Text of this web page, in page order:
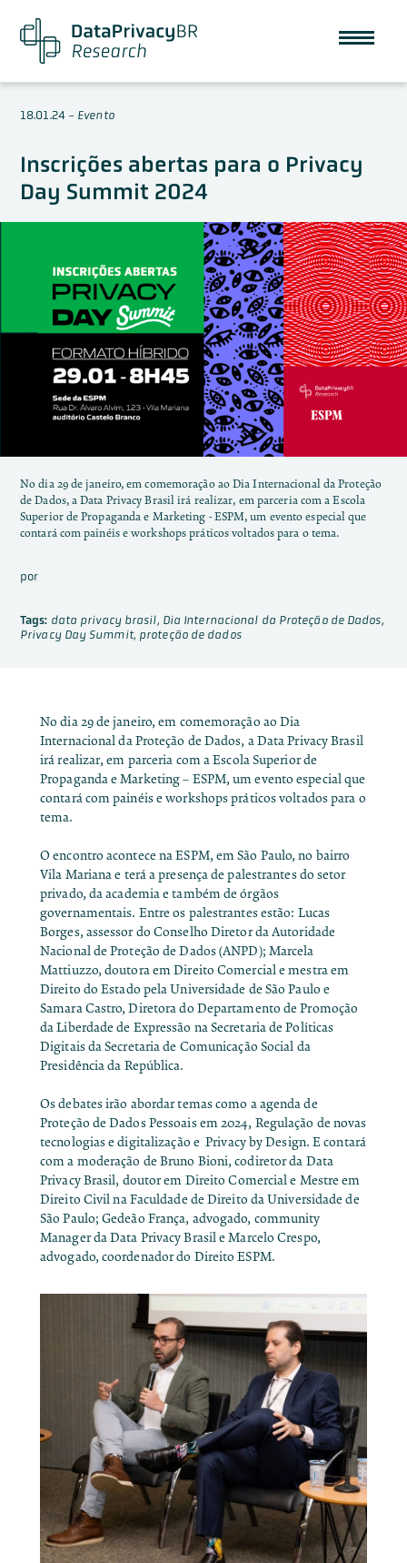
18.01.24- Evento
Inscrições abertas para o Privacy
Day Summit 2024
No dia 29 de janeiro, em comemoração ao Dia Internacional da Proteção
de Dados, a Data Privacy Brasil irá realizar, em parceria com a Escola
Superior de Propaganda e Marketing - ESPM, um evento especial que
contará com painéis e workshops práticos voltados para o tema.
por
Tags: data privacy brasil, Dia Internacional da Proteção de Dados,
Privacy Day Summit, proteção de dados
No dia 29 de janeiro, em comemoração ao Dia
Internacional da Proteção de Dados, a Data Privacy Brasil
irá realizar, em parceria com aEscola Superior de
Propaganda e Marketing– ESPM, um evento especial que
contará com painéis e workshops práticos voltados para o
tema.
O encontro acontece na ESPM, em São Paulo, no bairro
Vila Mariana e terá a presença de palestrantes do setor
privado, da academia e também de órgãos
governamentais. Entre os palestrantes estão: Lucas
Borges, assessor do Conselho Diretor da Autoridade
Nacional de Proteção de Dados (ANPD); Marcela
Mattiuzzo, doutora em Direito Comercial e mestra em
Direito do Estado pela Universidade de São Paulo e
Samara Castro, Diretora do Departamento de Promoção
da Liberdade de Expressão na Secretaria de Políticas
Digitais da Secretaria de Comunicação Social da
Presidência da República.
Os debates irão abordar temas como a agenda de
Proteção de Dados Pessoais em 2024, Regulação de novas
tecnologias e digitalização e Privacy by Design. E contará
com a moderação de Bruno Bioni, codiretor da Data
Privacy Brasil, doutor em Direito Comercial e Mestre em
Direito Civil na Faculdade de Direito da Universidade de
São Paulo; Gedeão França, advogado, community
Manager da Data Privacy Brasil e Marcelo Crespo,
advogado, coordenador do Direito ESPM.